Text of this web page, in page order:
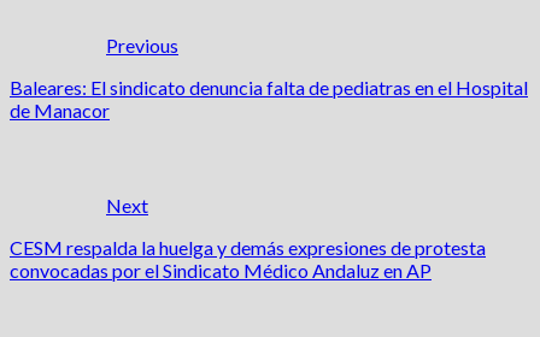
Previous
Baleares: El sindicato denuncia falta de pediatras en el Hospital
de Manacor
Next
CESM respalda la huelga y demás expresiones de protesta
convocadas por el Sindicato Médico Andaluz en AP